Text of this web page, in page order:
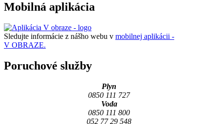
Mobilná aplikácia
Sledujte informácie z nášho webu v mobilnej aplikácii -
V OBRAZE.
Poruchové služby
Plyn
0850 111 727
Voda
0850 111 800
052 77 29 548